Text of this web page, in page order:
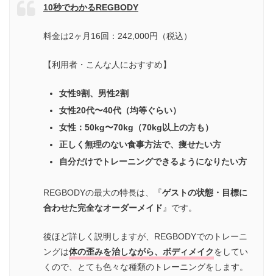
10秒でわかるREGBODY
料金は2ヶ月16回：242,000円（税込）
【利用者・こんな人におすすめ】
女性9割、男性2割
女性20代〜40代（均等ぐらい）
女性：50kg〜70kg（70kg以上の方も）
正しく無理のない食事方法で、痩せたい方
自分だけでトレーニングできるようになりたい方
REGBODYの最大の特長は、『ゲストの状態・目標に
合わせた完全なオーダーメイド 』です。
後ほど詳しく説明しますが、REGBODYでのトレーニ
ングは体の歪みを治しながら、ボディメイクをしてい
くので、とても色々な種類のトレーニングをします。